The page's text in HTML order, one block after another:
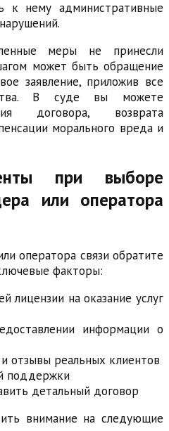
к нему административные
меры не принесли
может быть обращение
заявление, приложив все
В суде вы можете
договора, возврата
морального вреда и
при выборе
или оператора
оператора связи обратите
факторы:
лицензии на оказание услуг
информации о
отзывы реальных клиентов
поддержки
детальный договор
внимание на следующие